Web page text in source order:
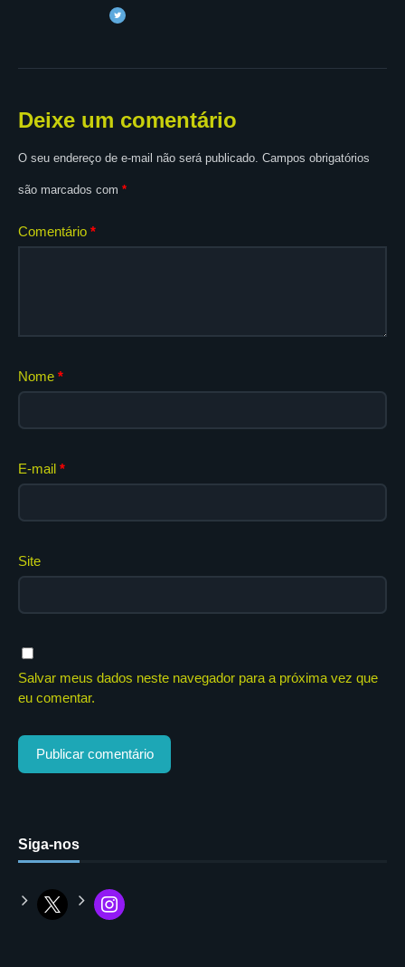
Deixe um comentário
O seu endereço de e-mail não será publicado. Campos obrigatórios
são marcados com *
Comentário *
Nome *
E-mail *
Site
Salvar meus dados neste navegador para a próxima vez que
eu comentar.
Siga-nos